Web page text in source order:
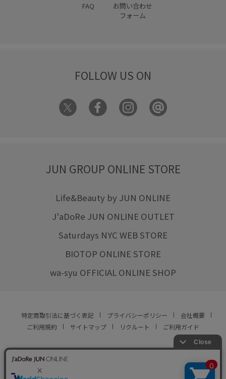
FAQ
お問い合わせ
フォーム
FOLLOW US ON
JUN GROUP ONLINE STORE
Life&Beauty by JUN ONLINE
J'aDoRe JUN ONLINE OUTLET
Saturdays NYC WEB STORE
BIOTOP ONLINE STORE
wa-syu OFFICIAL ONLINE SHOP
特定商取引法に基づく表記 プライバシーポリシー
会社概要
ご利用規約
サイトマップ リクルート ご利用ガイド
© JUN CO.,LTD. ALL RIGHTS RESERVED.